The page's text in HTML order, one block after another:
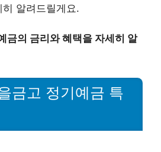
알려드릴게요.
금의 금리와 혜택을 자세히 알
금고 정기예금 특